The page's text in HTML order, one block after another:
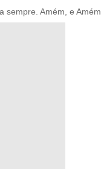
sempre. Amém, e Amém.